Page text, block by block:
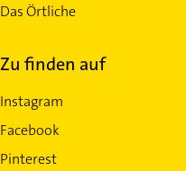
Das Örtliche
Zu finden auf
Instagram
Facebook
Pinterest